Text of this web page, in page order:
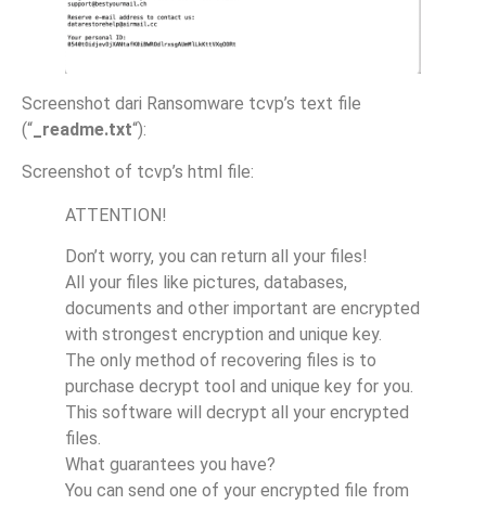
Screenshot dari Ransomware tcvp’s text file
(“ _readme.txt“):
Screenshot of tcvp’s html file:
ATTENTION!
Don’t worry, you can return all your files!
All your files like pictures, databases,
documents and other important are encrypted
with strongest encryption and unique key.
The only method of recovering files is to
purchase decrypt tool and unique key for you.
This software will decrypt all your encrypted
files.
What guarantees you have?
You can send one of your encrypted file from